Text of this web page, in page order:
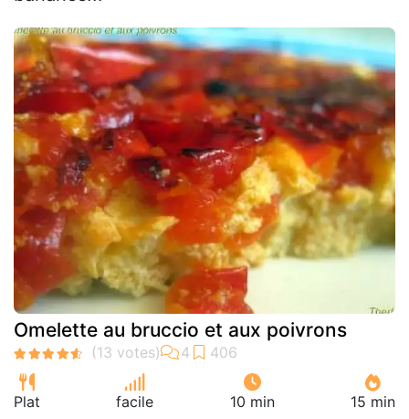
Omelette au bruccio et aux poivrons
Plat facile 10 min 15 min